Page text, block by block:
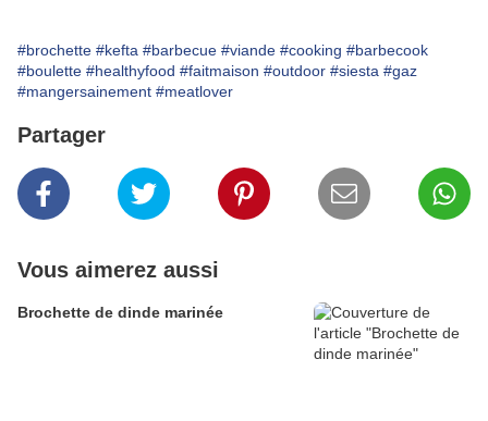
#brochette #kefta #barbecue #viande #cooking #barbecook
#boulette #healthyfood #faitmaison #outdoor #siesta #gaz
#mangersainement #meatlover
Partager
Vous aimerez aussi
Brochette de dinde marinée